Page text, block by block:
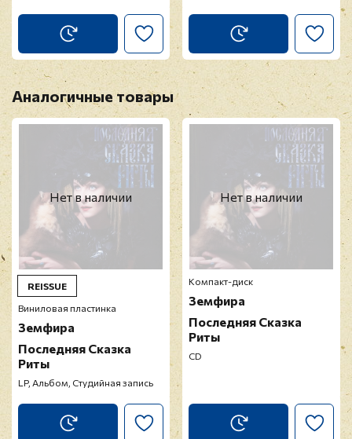
Аналогичные товары
Нет в наличии
REISSUE
Виниловая пластинка
Земфира
Последняя Сказка
Риты
LP, Альбом, Студийная запись
Нет в наличии
Компакт-диск
Земфира
Последняя Сказка
Риты
CD